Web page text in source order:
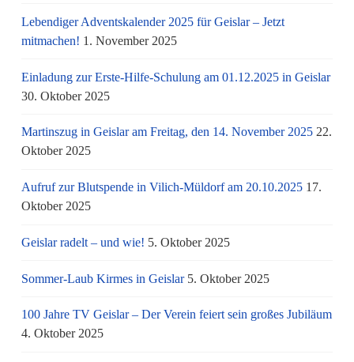
Lebendiger Adventskalender 2025 für Geislar – Jetzt
mitmachen! 1. November 2025
Einladung zur Erste-Hilfe-Schulung am 01.12.2025 in Geislar
30. Oktober 2025
Martinszug in Geislar am Freitag, den 14. November 2025 22.
Oktober 2025
Aufruf zur Blutspende in Vilich-Müldorf am 20.10.2025 17.
Oktober 2025
Geislar radelt – und wie! 5. Oktober 2025
Sommer-Laub Kirmes in Geislar 5. Oktober 2025
100 Jahre TV Geislar – Der Verein feiert sein großes Jubiläum
4. Oktober 2025